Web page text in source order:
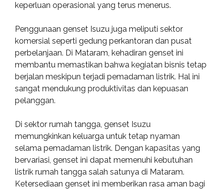
keperluan operasional yang terus menerus.
Penggunaan genset Isuzu juga meliputi sektor
komersial seperti gedung perkantoran dan pusat
perbelanjaan. Di Mataram, kehadiran genset ini
membantu memastikan bahwa kegiatan bisnis tetap
berjalan meskipun terjadi pemadaman listrik. Hal ini
sangat mendukung produktivitas dan kepuasan
pelanggan.
Di sektor rumah tangga, genset Isuzu
memungkinkan keluarga untuk tetap nyaman
selama pemadaman listrik. Dengan kapasitas yang
bervariasi, genset ini dapat memenuhi kebutuhan
listrik rumah tangga salah satunya di Mataram.
Ketersediaan genset ini memberikan rasa aman bagi